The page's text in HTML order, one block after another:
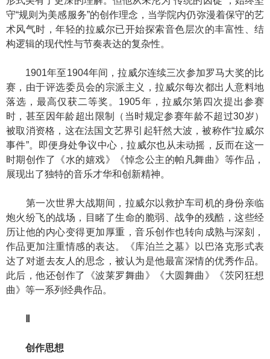
守“规则为美感服务”的创作理念，当学院内仍弥漫着保守的艺
术风气时，年轻的拉威尔已开始探索音色层次的丰富性、结
构逻辑的现代性与节奏表达的复杂性。
1901年至1904年间，拉威尔连续三次参加罗马大奖的比
赛，由于评选委员会的宗派主义，拉威尔每次都出人意料地
落选，最高仅获二等奖。1905年，拉威尔第四次提出参赛
时，甚至因年龄超出限制（当时规定参赛年龄不超过30岁）
被取消资格，这在法国文艺界引起轩然大波，被称作“拉威尔
事件”。即便身处争议中心，拉威尔也从未动摇，反而在这一
时期创作了《水的嬉戏》《悼念公主的帕凡舞曲》等作品，
展现出了独特的音乐才华和创新精神。
第一次世界大战期间，拉威尔以救护车司机的身份亲临
炮火纷飞的战场，目睹了生命的脆弱、战争的残酷，这些经
历让他的内心变得更加厚重，音乐创作也转向成熟与深刻，
作品更加注重情感的表达。《库泊兰之墓》以巴洛克形式表
达了对逝去友人的思念，被认为是他最富深情的优秀作品。
此后，他还创作了《波莱罗舞曲》《大圆舞曲》《茨冈狂想
曲》等一系列经典作品。
创作思想